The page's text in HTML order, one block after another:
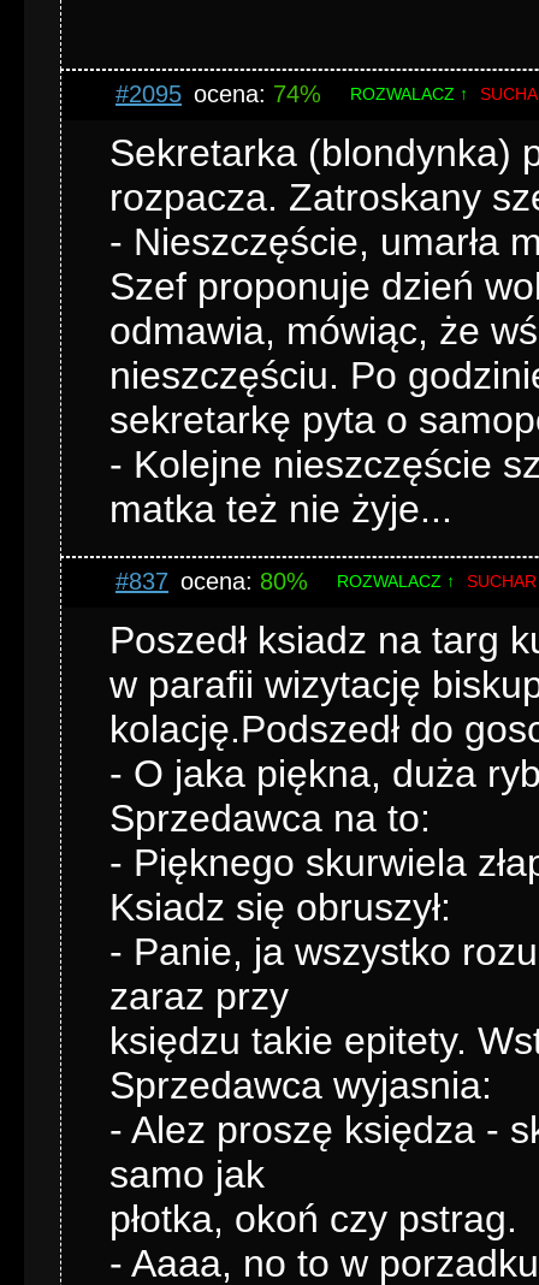
#2095 ocena: 74% ROZWALACZ ↑
Sekretarka (blondynka)
rozpacza. Zatroskany
- Nieszczęście, umarła
Szef proponuje dzień
odmawia, mówiąc, że
nieszczęściu. Po
sekretarkę pyta o
- Kolejne nieszczęście
matka też nie żyje...
#837 ocena: 80% ROZWALACZ ↑
Poszedł ksiadz na targ
w parafii wizytację
kolację.Podszedł do
- O jaka piękna, duża
Sprzedawca na to:
- Pięknego skurwiela
Ksiadz się obruszył:
- Panie, ja wszystko
zaraz przy
księdzu takie epitety.
Sprzedawca wyjasnia:
- Alez proszę księdza -
samo jak
płotka, okoń czy pstrag.
- Aaaa, no to w